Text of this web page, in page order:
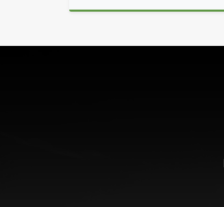
$340.000.000